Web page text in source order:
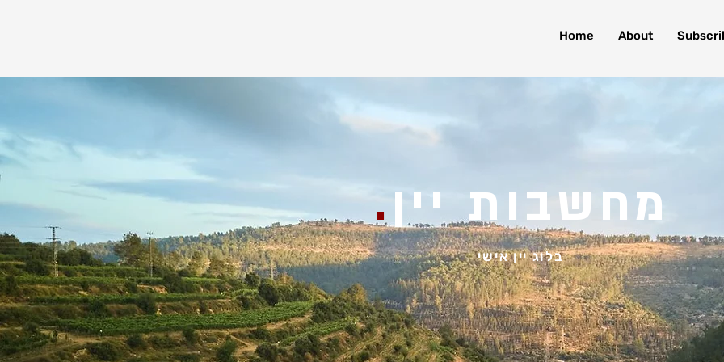
Home About
מחשבות יין.
בלוג יין אישי